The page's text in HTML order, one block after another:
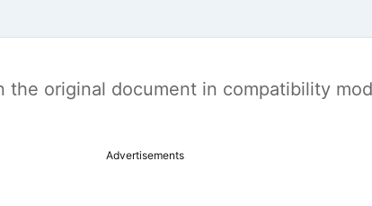
original document in compatibility
Advertisements